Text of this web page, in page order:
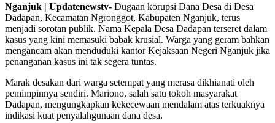
Nganjuk | Updatenewstv- Dugaan korupsi Dana Desa di Desa
Dadapan, Kecamatan Ngronggot, Kabupaten Nganjuk, terus
menjadi sorotan publik. Nama Kepala Desa Dadapan terseret dalam
kasus yang kini memasuki babak krusial. Warga yang geram bahkan
mengancam akan menduduki kantor Kejaksaan Negeri Nganjuk jika
penanganan kasus ini tak segera tuntas.
Marak desakan dari warga setempat yang merasa dikhianati oleh
pemimpinnya sendiri. Mariono, salah satu tokoh masyarakat
Dadapan, mengungkapkan kekecewaan mendalam atas terkuaknya
indikasi kuat penyalahgunaan dana desa.